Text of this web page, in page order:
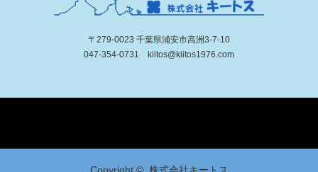
〒279-0023 千葉県浦安市高洲3-7-10
047-354-0731 kiitos@kiitos1976.com
Copyright © 株式会社キートス